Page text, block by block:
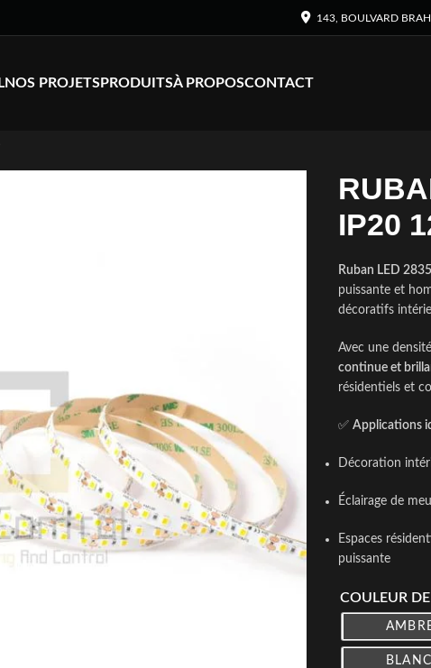
143, BOULVARD
NOS PROJETSPRODUITSÀ PROPOSCONTACT
IP20
Ruban LED
puissante et
décoratifs
Avec une
continue et
résidentiels et
✅ Applications
Décoration
Éclairage de
Espaces
puissante
COULEUR